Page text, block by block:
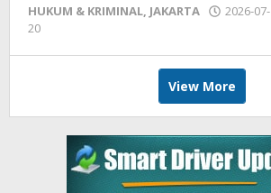
HUKUM & KRIMINAL JAKARTA
2026-07-
20
View More